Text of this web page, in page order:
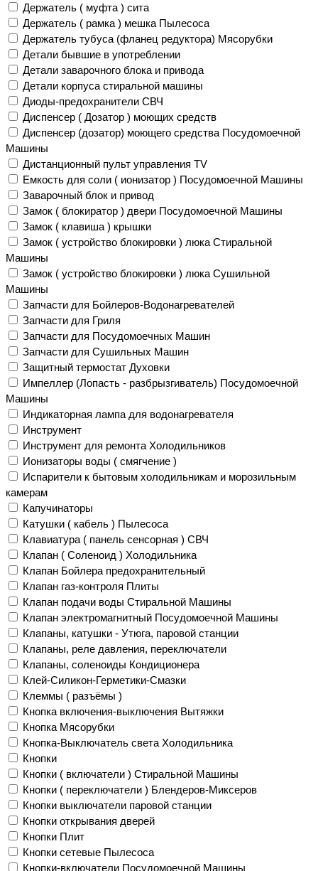
Держатель ( муфта ) сита
Держатель ( рамка ) мешка Пылесоса
Держатель тубуса (фланец редуктора) Мясорубки
Детали бывшие в употреблении
Детали заварочного блока и привода
Детали корпуса стиральной машины
Диоды-предохранители СВЧ
Диспенсер ( Дозатор ) моющих средств
Диспенсер (дозатор) моющего средства Посудомоечной
Машины
Дистанционный пульт управления TV
Емкость для соли ( ионизатор ) Посудомоечной Машины
Заварочный блок и привод
Замок ( блокиратор ) двери Посудомоечной Машины
Замок ( клавиша ) крышки
Замок ( устройство блокировки ) люка Стиральной
Машины
Замок ( устройство блокировки ) люка Сушильной
Машины
Запчасти для Бойлеров-Водонагревателей
Запчасти для Гриля
Запчасти для Посудомоечных Машин
Запчасти для Сушильных Машин
Защитный термостат Духовки
Импеллер (Лопасть - разбрызгиватель) Посудомоечной
Машины
Индикаторная лампа для водонагревателя
Инструмент
Инструмент для ремонта Холодильников
Ионизаторы воды ( смягчение )
Испарители к бытовым холодильникам и морозильным
камерам
Капучинаторы
Катушки ( кабель ) Пылесоса
Клавиатура ( панель сенсорная ) СВЧ
Клапан ( Соленоид ) Холодильника
Клапан Бойлера предохранительный
Клапан газ-контроля Плиты
Клапан подачи воды Стиральной Машины
Клапан электромагнитный Посудомоечной Машины
Клапаны, катушки - Утюга, паровой станции
Клапаны, реле давления, переключатели
Клапаны, соленоиды Кондиционера
Клей-Силикон-Герметики-Смазки
Клеммы ( разъёмы )
Кнопка включения-выключения Вытяжки
Кнопка Мясорубки
Кнопка-Выключатель света Холодильника
Кнопки
Кнопки ( включатели ) Стиральной Машины
Кнопки ( переключатели ) Блендеров-Миксеров
Кнопки выключатели паровой станции
Кнопки открывания дверей
Кнопки Плит
Кнопки сетевые Пылесоса
Кнопки-включатели Посудомоечной Машины